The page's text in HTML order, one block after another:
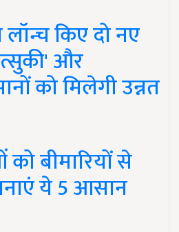
किए दो नए
और
को मिलेगी उन्नत
बीमारियों से
ये 5 आसान